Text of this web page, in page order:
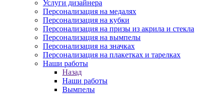
Услуги дизайнера
Персонализация на медалях
Персонализация на кубки
Персонализация на призы из акрила и стекла
Персонализация на вымпелы
Персонализация на значках
Персонализация на плакетках и тарелках
Наши работы
Назад
Наши работы
Вымпелы